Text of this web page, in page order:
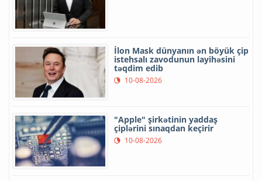
İlon Mask dünyanın ən böyük çip
istehsalı zavodunun layihəsini
təqdim edib
10-08-2026
"Apple" şirkətinin yaddaş
çiplərini sınaqdan keçirir
10-08-2026